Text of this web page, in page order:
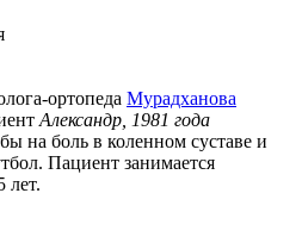
ортопеда Мурадханова
Александр, 1981 года
на боль в коленном суставе и
Пациент занимается
лет.